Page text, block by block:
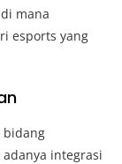
mana
esports yang
bidang
integrasi